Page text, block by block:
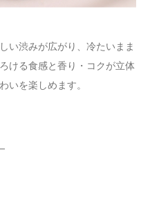
い渋みが広がり、冷たいまま
ける食感と香り・コクが立体
いを楽しめます。